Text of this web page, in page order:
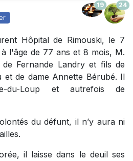
19 24
Hôpital de Rimouski, le 7
l'âge de 77 ans et 8 mois, M.
Fernande Landry et fils de
et de dame Annette Bérubé. Il
du-Loup et autrefois de
du défunt, il n’y aura ni
il laisse dans le deuil ses